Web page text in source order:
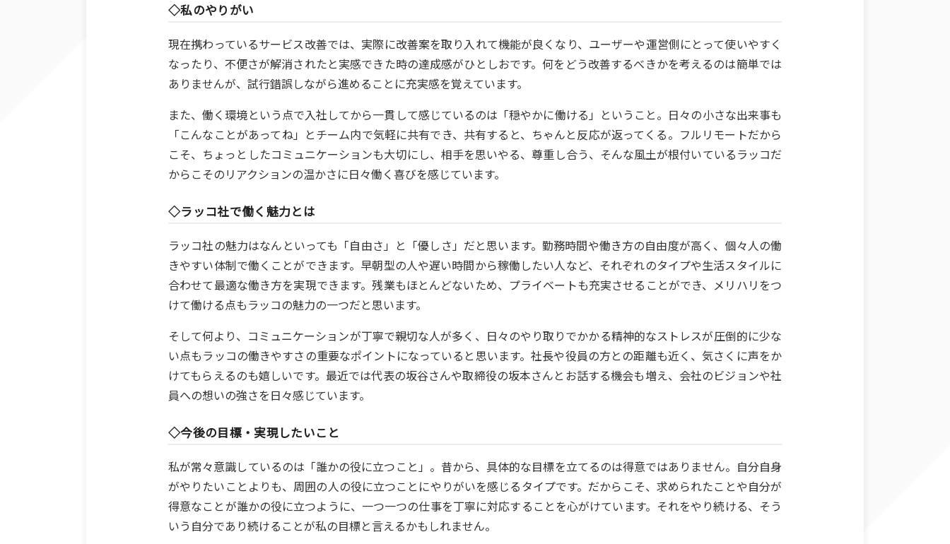
◇私のやりがい
現在携わっているサービス改善では、実際に改善案を取り入れて機能が良くなり、ユーザーや運営側にとって使いやすく
なったり、不便さが解消されたと実感できた時の達成感がひとしおです。何をどう改善するべきかを考えるのは簡単では
ありませんが、試行錯誤しながら進めることに充実感を覚えています。
また、働く環境という点で入社してから一貫して感じているのは「穏やかに働ける」ということ。日々の小さな出来事も
「こんなことがあってね」とチーム内で気軽に共有でき、共有すると、ちゃんと反応が返ってくる。フルリモートだから
こそ、ちょっとしたコミュニケーションも大切にし、相手を思いやる、尊重し合う、そんな風土が根付いているラッコだ
からこそのリアクションの温かさに日々働く喜びを感じています。
◇ラッコ社で働く魅力とは
ラッコ社の魅力はなんといっても「自由さ」と「優しさ」だと思います。勤務時間や働き方の自由度が高く、個々人の働
きやすい体制で働くことができます。早朝型の人や遅い時間から稼働したい人など、それぞれのタイプや生活スタイルに
合わせて最適な働き方を実現できます。残業もほとんどないため、プライベートも充実させることができ、メリハリをつ
けて働ける点もラッコの魅力の一つだと思います。
そして何より、コミュニケーションが丁寧で親切な人が多く、日々のやり取りでかかる精神的なストレスが圧倒的に少な
い点もラッコの働きやすさの重要なポイントになっていると思います。社長や役員の方との距離も近く、気さくに声をか
けてもらえるのも嬉しいです。最近では代表の坂谷さんや取締役の坂本さんとお話する機会も増え、会社のビジョンや社
員への想いの強さを日々感じています。
◇今後の目標・実現したいこと
私が常々意識しているのは「誰かの役に立つこと」。昔から、具体的な目標を立てるのは得意ではありません。自分自身
がやりたいことよりも、周囲の人の役に立つことにやりがいを感じるタイプです。だからこそ、求められたことや自分が
得意なことが誰かの役に立つように、一つ一つの仕事を丁寧に対応することを心がけています。それをやり続ける、そう
いう自分であり続けることが私の目標と言えるかもしれません。